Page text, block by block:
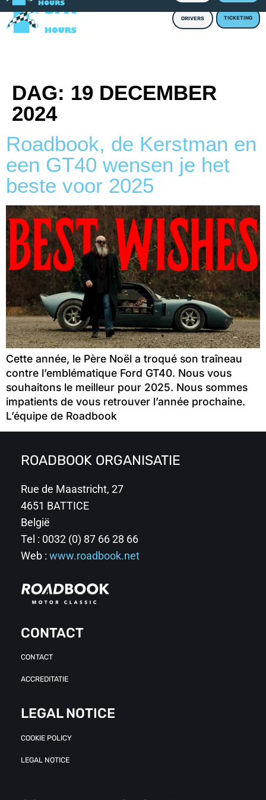
DRIVERS TICKETING
DAG: 19 DECEMBER
2024
Roadbook, de Kerstman en
een GT40 wensen je het
beste voor 2025
Cette année, le Père Noël a troqué son traîneau
contre l’emblématique Ford GT40. Nous vous
souhaitons le meilleur pour 2025. Nous sommes
impatients de vous retrouver l’année prochaine.
L’équipe de Roadbook
ROADBOOK ORGANISATIE
Rue de Maastricht, 27
4651 BATTICE
België
Tel : 0032 (0) 87 66 28 66
Web :www.roadbook.net
CONTACT
CONTACT
ACCREDITATIE
LEGAL NOTICE
COOKIE POLICY
LEGAL NOTICE